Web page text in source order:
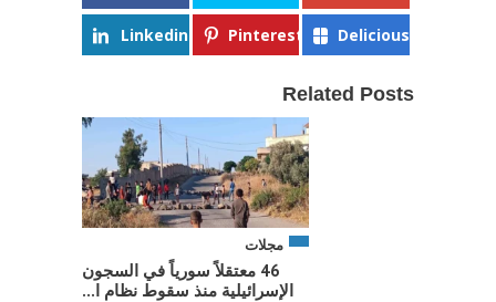
Linkedin Pinterest Delicious
Related Posts
مجلات
46 معتقلاً سورياً في السجون
الإسرائيلية منذ سقوط نظام ا...